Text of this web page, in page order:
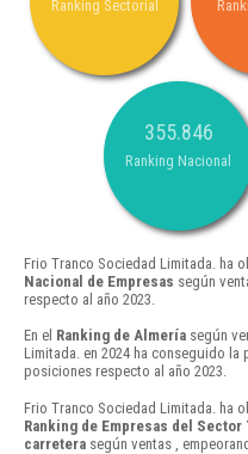
Ranking Sectorial
355.846
Ranking Nacional
Frio Tranco Sociedad Limitada. ha
Nacional de Empresas según
respecto al año 2023.
En el Ranking de Almería según
Limitada. en 2024 ha conseguido la
posiciones respecto al año 2023.
Frio Tranco Sociedad Limitada. ha
Ranking de Empresas del
carretera según ventas ,